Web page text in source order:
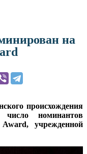
на
происхождения
номинантов
учрежденной